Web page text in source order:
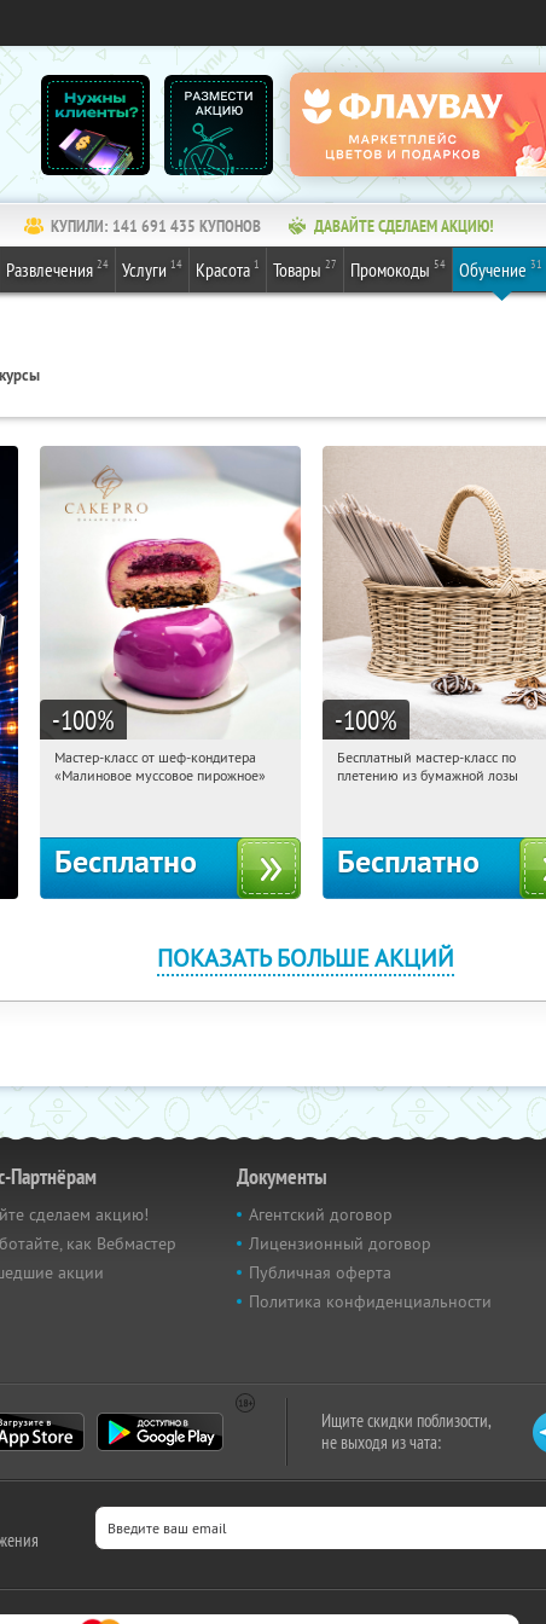
КУПИЛИ: 141 691 435 КУПОНОВ ДАВАЙТЕ СДЕЛАЕМ АКЦИЮ!
Развлечения 24 Услуги 14 Красота 1 Товары 27 Промокоды 54 Обучение 31
-100%
16:46:06 Получили:
Мастер-класс от шеф-кондитера
«Малиновое муссовое пирожное»
Бесплатно
-100%
16:46:06 Получили:
Бесплатный мастер-класс по
плетению из бумажной лозы
Бесплатно
ПОКАЗАТЬ БОЛЬШЕ АКЦИЙ
Партнёрам
сделаем акцию!
как Вебмастер
акции
Документы
Агентский договор
Лицензионный договор
Публичная оферта
Политика конфиденциальности
Ищите скидки поблизости,
не выходя из чата: